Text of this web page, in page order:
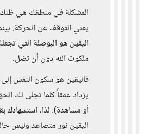
المشكلة في منطقك هي ظنك
يعني التوقف عن الحركة.
اليقين هو البوصلة التي
ملكوت الله دون أن تضل.
فاليقين هو سكون النفس
يزداد عمقاً كلما تجلى لك
أو مشاهدة). لذا، استشهادك
اليقين نور متصاعد وليس